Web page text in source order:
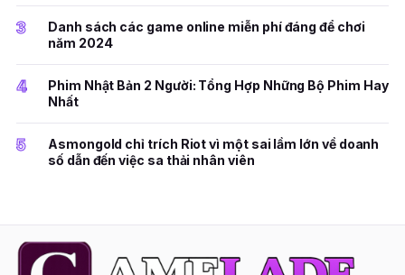
3
Danh sách các game online miễn phí đáng để chơi
năm 2024
4
Phim Nhật Bản 2 Người: Tổng Hợp Những Bộ Phim Hay
Nhất
5
Asmongold chỉ trích Riot vì một sai lầm lớn về doanh
số dẫn đến việc sa thải nhân viên